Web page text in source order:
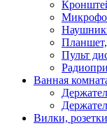
Пульт
Ванная
Вилки,